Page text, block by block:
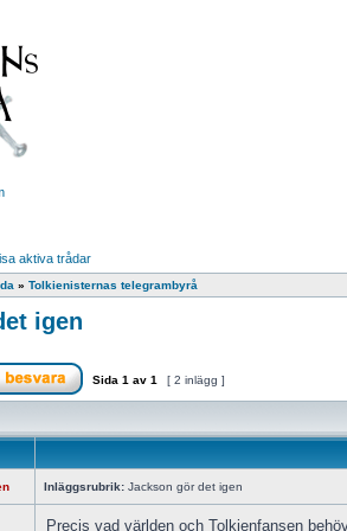
aktiva trådar
» Tolkienisternas telegrambyrå
igen
Sida 1 av 1 [ 2 inlägg ]
Inläggsrubrik: Jackson gör det igen
Precis vad världen och Tolkienfansen